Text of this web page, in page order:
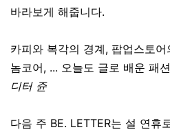
바라보게 해줍니다.
카피와 복각의 경계, 팝업스토
놈코어, ... 오늘도 글로 배운 패
디터 쥰
다음 주 BE. LETTER는 설 연휴